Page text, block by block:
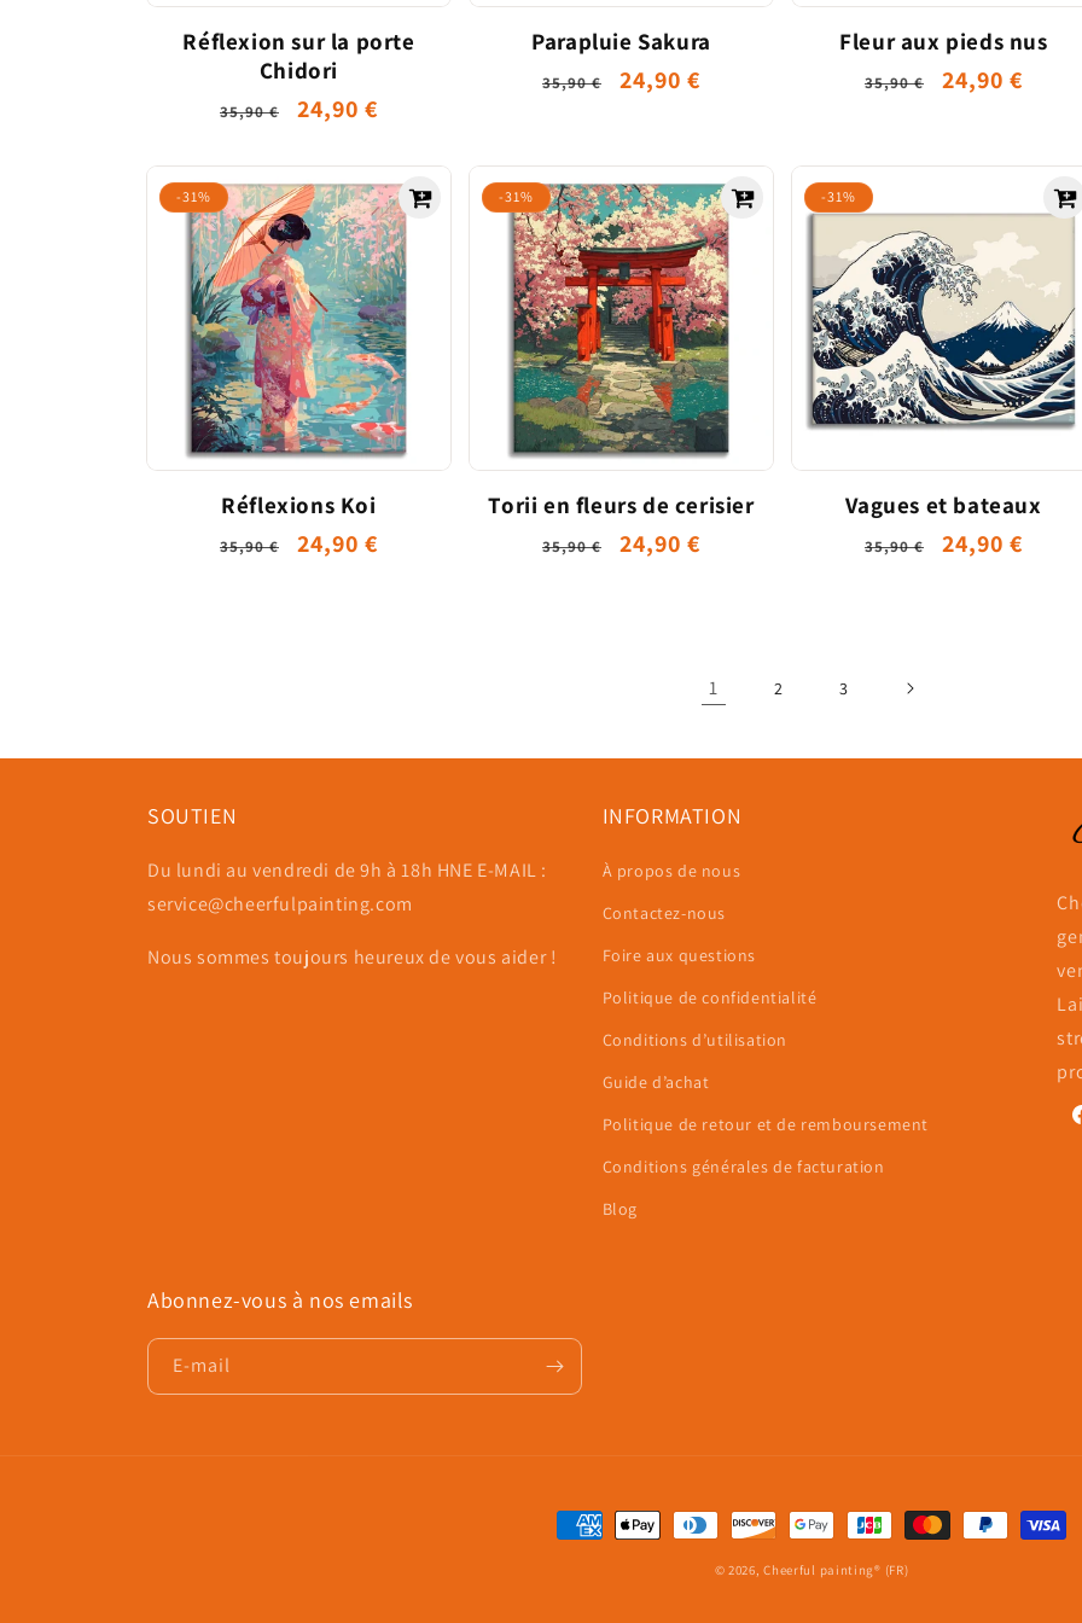
Réflexion sur la porte
Chidori
Prix
35,90 €
Prix
24,90 €
Parapluie Sakura
Prix
35,90 €
Prix
24,90 €
Fleur aux pieds nus
Prix
35,90 €
Prix
24,90 €
-31%
Réflexions Koi
Prix
35,90 €
Prix
24,90 €
-31%
Torii en fleurs de cerisier
Prix
35,90 €
Prix
24,90 €
-31%
Vagues et bateaux
Prix
35,90 €
Prix
24,90 €
1 2 3
SOUTIEN
Du lundi au vendredi de 9h à 18h HNE E-MAIL :
service@cheerfulpainting.com
Nous sommes toujours heureux de vous aider !
INFORMATION
À propos de nous
Contactez-nous
Foire aux questions
Politique de confidentialité
Conditions d’utilisation
Guide d’achat
Politique de retour et de remboursement
Conditions générales de facturation
Blog
Abonnez-vous à nos emails
E-mail
Moyens
© 2026,Cheerful painting® (FR)